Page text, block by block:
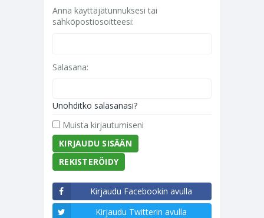
Anna käyttäjätunnuksesi tai
sähköpostiosoitteesi:
Salasana:
Unohditko salasanasi?
Muista kirjautumiseni
REKISTERÖIDY
Kirjaudu Facebookin avulla
Kirjaudu Twitterin avulla